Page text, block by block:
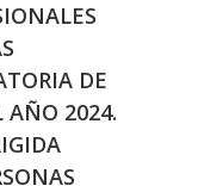
DE
AÑO 2024.